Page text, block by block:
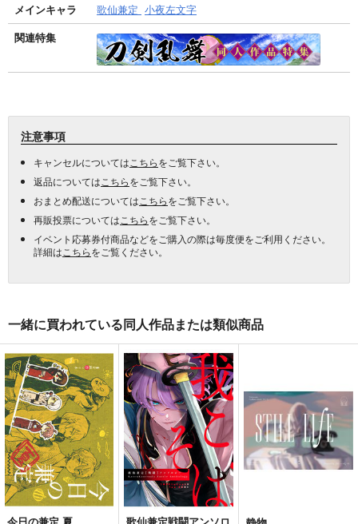
メインキャラ 歌仙兼定 小夜左文字
関連特集
注意事項
キャンセルについては こちらをご覧下さい。
返品については こちらをご覧下さい。
おまとめ配送については こちらをご覧下さい。
再販投票については こちらをご覧下さい。
イベント応募券付商品などをご購入の際は毎度便をご利用ください。
詳細は こちらをご覧ください。
一緒に買われている同人作品または類似商品